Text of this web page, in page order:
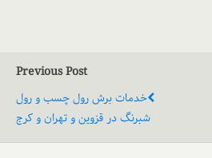
Previous Post
خدمات برش رول چسب و رول
شبرنگ در قزوین و تهران و کرج